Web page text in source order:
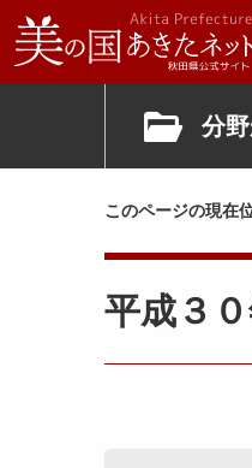
分
このページの現在
平成３